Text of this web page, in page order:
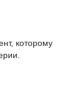
которому